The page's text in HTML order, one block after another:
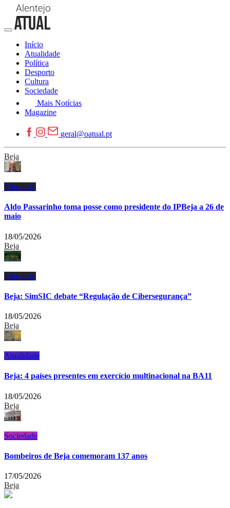
Início
Atualidade
Política
Desporto
Cultura
Sociedade
Mais Notícias
Magazine
geral@oatual.pt
Beja
Educação
Aldo Passarinho toma posse como presidente do IPBeja a 26 de
maio
18/05/2026
Beja
Educação
Beja: SimSIC debate “Regulação de Cibersegurança”
18/05/2026
Beja
Atualidade
Beja: 4 países presentes em exercício multinacional na BA11
18/05/2026
Beja
Sociedade
Bombeiros de Beja comemoram 137 anos
17/05/2026
Beja